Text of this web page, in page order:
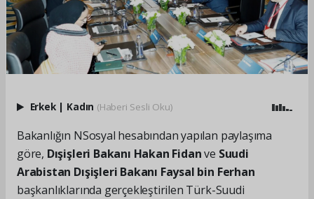
Erkek | Kadın (Haberi Sesli Oku)
Bakanlığın NSosyal hesabından yapılan paylaşıma
göre, Dışişleri Bakanı Hakan Fidanve Suudi
Arabistan Dışişleri Bakanı Faysal bin Ferhan
başkanlıklarında gerçekleştirilen Türk-Suudi